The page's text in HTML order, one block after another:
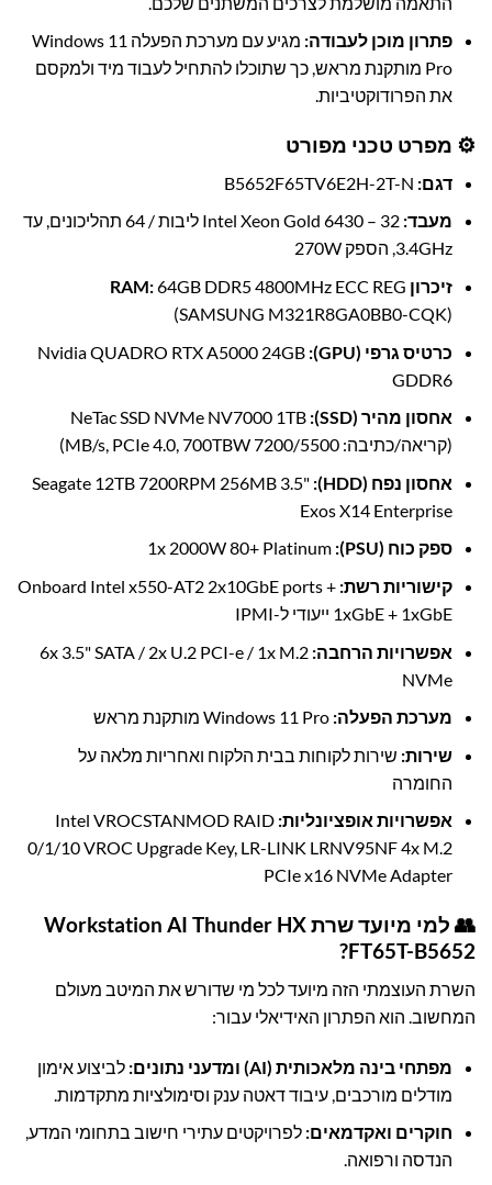
פתרון מוכן לעבודה:
מגיע עם מערכת הפעלה Windows 11
Pro מותקנת מראש, כך שתוכלו להתחיל לעבוד מיד ולמקסם
את הפרודוקטיביות.
⚙️ מפרט טכני מפורט
דגם:
מעבד:
Intel Xeon Gold 6430 – 32 ליבות / 64 תהליכונים, עד
3.4GHz, הספק 270W
זיכרון RAM: 64GB DDR5 4800MHz ECC REG
(SAMSUNG M321R8GA0BB0-CQK)
כרטיס גרפי (GPU):
Nvidia QUADRO RTX A5000 24GB
GDDR6
אחסון מהיר (SSD):
NeTac SSD NVMe NV7000 1TB
(קריאה/כתיבה: 7200/5500 MB/s, PCIe 4.0, 700TBW)
אחסון נפח (HDD):
Seagate 12TB 7200RPM 256MB 3.5"
Exos X14 Enterprise
ספק כוח (PSU):
קישוריות רשת: Onboard Intel x550-AT2 2x10GbE ports +
1xGbE + 1xGbE ייעודי ל-IPMI
אפשרויות הרחבה: 6x 3.5" SATA / 2x U.2 PCI-e / 1x M.2
NVMe
מערכת הפעלה:
שירות: שירות לקוחות בבית הלקוח ואחריות מלאה על
החומרה
אפשרויות אופציונליות: Intel VROCSTANMOD RAID
0/1/10 VROC Upgrade Key, LR-LINK LRNV95NF 4x M.2
PCIe x16 NVMe Adapter
👥 למי מיועד שרת Workstation AI Thunder HX
FT65T-B5652?
השרת העוצמתי הזה מיועד לכל מי שדורש את המיטב מעולם
המחשוב. הוא הפתרון האידיאלי עבור:
מפתחי בינה מלאכותית (AI) ומדעני נתונים:
לביצוע אימון
מודלים מורכבים, עיבוד דאטה ענק וסימולציות מתקדמות.
חוקרים ואקדמאים: לפרויקטים עתירי חישוב בתחומי המדע,
הנדסה ורפואה.